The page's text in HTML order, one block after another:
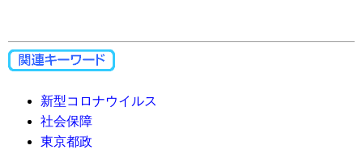
新型コロナウイルス
社会保障
東京都政